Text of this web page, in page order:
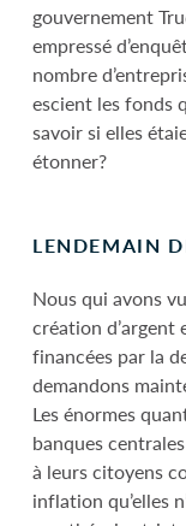
gouvernement
empressé
nombre
escient les fonds
savoir si elles
étonner?
LENDEMAIN
Nous qui avons
création d’argent
financées par la
demandons
Les énormes
banques
à leurs citoyens
inflation qu’elles